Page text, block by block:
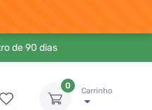
de 90 dias
0
Carrinho